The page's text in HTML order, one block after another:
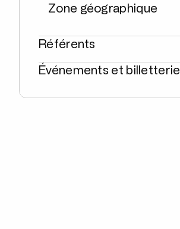
Zone géographique
Référents
Événements et billetterie